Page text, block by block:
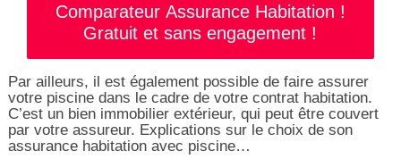
Comparateur Assurance Habitation !
Gratuit et sans engagement !
Par ailleurs, il est également possible de faire assurer
votre piscine dans le cadre de votre contrat habitation.
C’est un bien immobilier extérieur, qui peut être couvert
par votre assureur. Explications sur le choix de son
assurance habitation avec piscine…